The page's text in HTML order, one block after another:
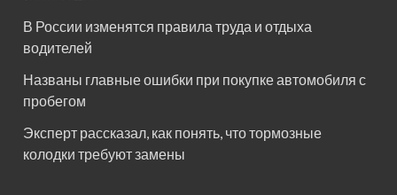
В России изменятся правила труда и отдыха
водителей
Названы главные ошибки при покупке автомобиля с
пробегом
Эксперт рассказал, как понять, что тормозные
колодки требуют замены